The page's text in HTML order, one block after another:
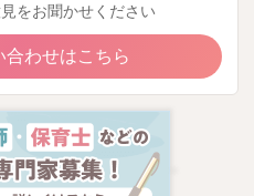
をお聞かせください
合わせはこちら